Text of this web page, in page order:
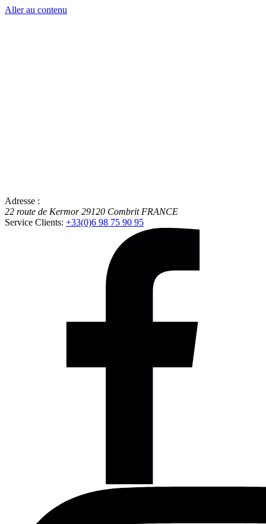
Aller au contenu
Adresse :
22 route de Kermor 29120 Combrit FRANCE
Service Clients: +33(0)6 98 75 90 95